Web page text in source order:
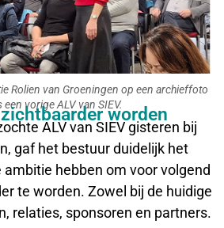
Rolien van Groeningen op een archieffoto
een vorige ALV van SIEV.worden
ALV van SIEV gisteren bij
gaf het bestuur duidelijk het
ambitie hebben om voor volgend
te worden. Zowel bij de huidige
relaties, sponsoren en partners.